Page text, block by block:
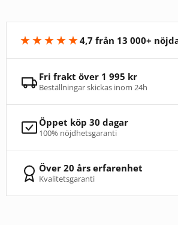
★★★★★4,7 från 13 000+
Fri frakt över 1 995 kr
Beställningar skickas inom 24h
Öppet köp 30 dagar
100% nöjdhetsgaranti
Över 20 års erfarenhet
Kvalitetsgaranti